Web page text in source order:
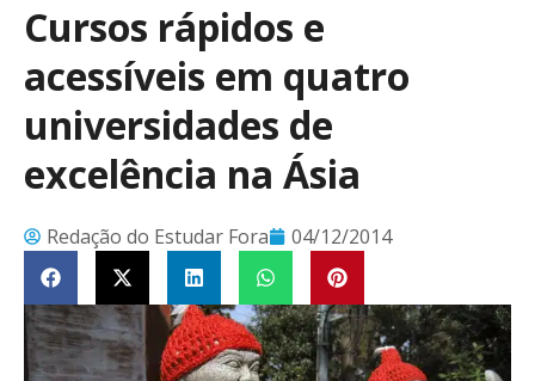
Cursos rápidos e
acessíveis em quatro
universidades de
excelência na Ásia
Redação do Estudar Fora 04/12/2014